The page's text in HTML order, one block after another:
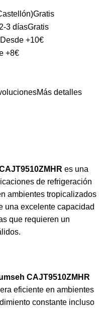
Gratis
2-3 díasGratis
Desde +10€
+8€
Más detalles
es una
de refrigeración
ambientes tropicalizados
una excelente capacidad
que requieren un
CAJT9510ZMHR
eficiente en ambientes
constante incluso